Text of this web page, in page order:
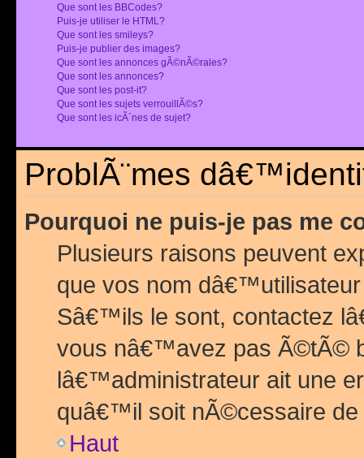
Que sont les BBCodes?
Puis-je utiliser le HTML?
Que sont les smileys?
Puis-je publier des images?
Que sont les annonces gÃ©nÃ©rales?
Que sont les annonces?
Que sont les post-it?
Que sont les sujets verrouillÃ©s?
Que sont les icÃ´nes de sujet?
ProblÃ¨mes
Pourquoi ne puis-je pas me
Plusieurs raisons peuvent
que vos nom
Sâ€™ils le sont, contactez
vous nâ€™avez pas Ã©tÃ©
lâ€™administrateur ait une
quâ€™il soit nÃ©cessaire de
Haut